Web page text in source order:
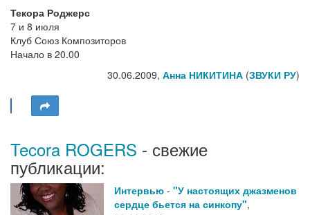
Текора Роджерс
7 и 8 июля
Клуб Союз Композиторов
Начало в 20.00
30.06.2009, Анна НИКИТИНА (ЗВУКИ РУ)
Tecora ROGERS - свежие
публикации:
Интервью - "У настоящих джазменов
сердце бьется на синкопу",